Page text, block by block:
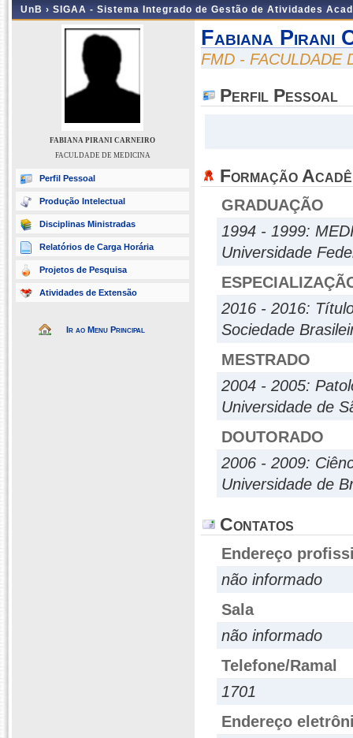
UnB › SIGAA - Sistema Integrado de Gestão de Atividades
FABIANA PIRANI CARNEIRO
FACULDADE DE MEDICINA
Perfil Pessoal
Produção Intelectual
Disciplinas Ministradas
Relatórios de Carga Horária
Projetos de Pesquisa
Atividades de Extensão
Ir ao Menu Principal
Fabiana Pirani
FMD - FACULDADE
Perfil Pessoal
Formação
GRADUAÇÃO
1994 - 1999:
Universidade
2016 - 2016:
Sociedade
MESTRADO
2004 - 2005:
Universidade de
DOUTORADO
2006 - 2009:
Universidade de
Contatos
Endereço
não informado
Sala
não informado
Telefone/Ramal
1701
Endereço